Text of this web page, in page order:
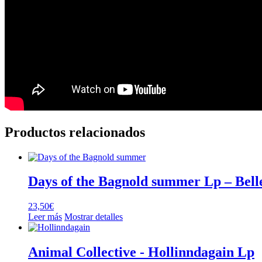
Productos relacionados
Days of the Bagnold summer Lp –
23,50€
Leer más Mostrar detalles
Animal Collective ‎- Hollinndagain Lp